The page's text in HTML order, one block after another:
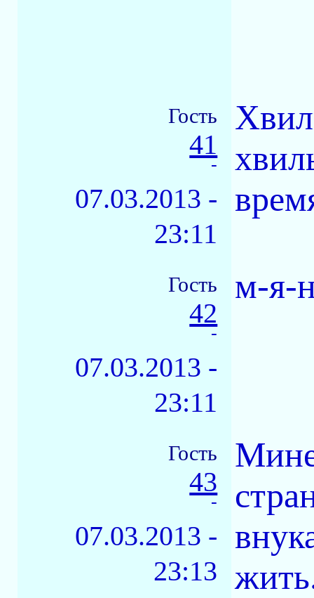
Гость
41
-
07.03.2013 -
23:11
Гость
42
-
07.03.2013 -
23:11
м-я-
Гость
43
-
07.03.2013 -
23:13